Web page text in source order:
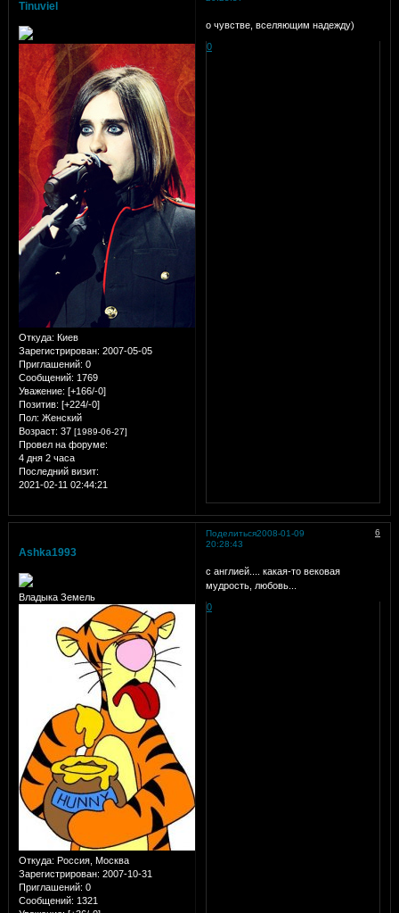
Tinuviel
Откуда: Киев
Зарегистрирован: 2007-05-05
Приглашений: 0
Сообщений: 1769
Уважение: [+166/-0]
Позитив: [+224/-0]
Пол: Женский
Возраст: 37 [1989-06-27]
Провел на форуме:
4 дня 2 часа
Последний визит:
2021-02-11 02:44:21
о чувстве, вселяющим надежду)
0
Поделиться 6
2008-01-09
20:28:43
Ashka1993
Владыка Земель
Откуда: Россия, Москва
Зарегистрирован: 2007-10-31
Приглашений: 0
Сообщений: 1321
с англией.... какая-то вековая
мудрость, любовь...
0